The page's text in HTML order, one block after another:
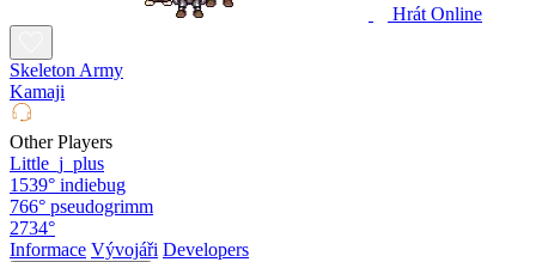
Hrát Online
Skeleton Army
Kamaji
Other Players
Little_j_plus
1539° indiebug
766° pseudogrimm
2734°
Informace Vývojáři Developers